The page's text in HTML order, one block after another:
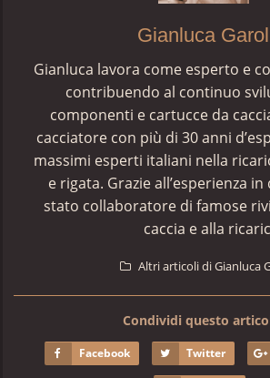
Gianluca
Gianluca lavora come esperto e
contribuendo al continuo
componenti e cartucce da
cacciatore con più di 30 anni
massimi esperti italiani nella
e rigata. Grazie all’esperienza
stato collaboratore di famose
caccia e alla
Altri articoli di Gianluca
Condividi questo
Facebook Twitter